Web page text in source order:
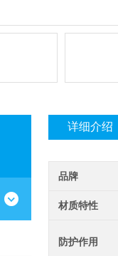
详细介绍
品牌
材质特性
防护作用